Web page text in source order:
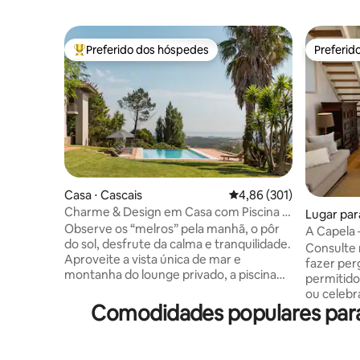
Entre os melhores preferidos dos hóspedes
Preferido dos hóspedes
Casa ⋅ Cascais 4,86 de uma avaliação
4,86 (301)
Charme & Design em Casa com Piscina e
Vista Magnífica de Mar e Montanha
Observe os “melros” pela manhã, o pôr
do sol, desfrute da calma e tranquilidade.
Aproveite a vista única de mar e
montanha do lounge privado, a piscina
mágica, os seus bosques encantados,
conventos e palácios. Possibilidade de
Lugar
A
XVIII
Consulte
fazer
ou
em uma
Comodidades populares